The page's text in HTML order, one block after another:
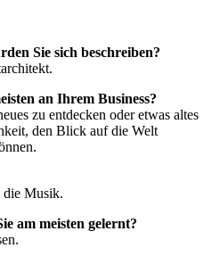
Sie sich beschreiben?
an Ihrem Business?
zu entdecken oder etwas altes
den Blick auf die Welt
die Musik.
am meisten gelernt?